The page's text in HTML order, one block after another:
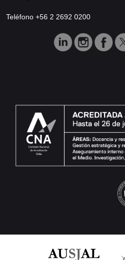
Teléfono +56 2 2692 0200